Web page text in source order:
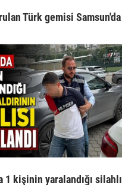
Türk gemisi Samsun'da
1 kişinin yaralandığı silahlı